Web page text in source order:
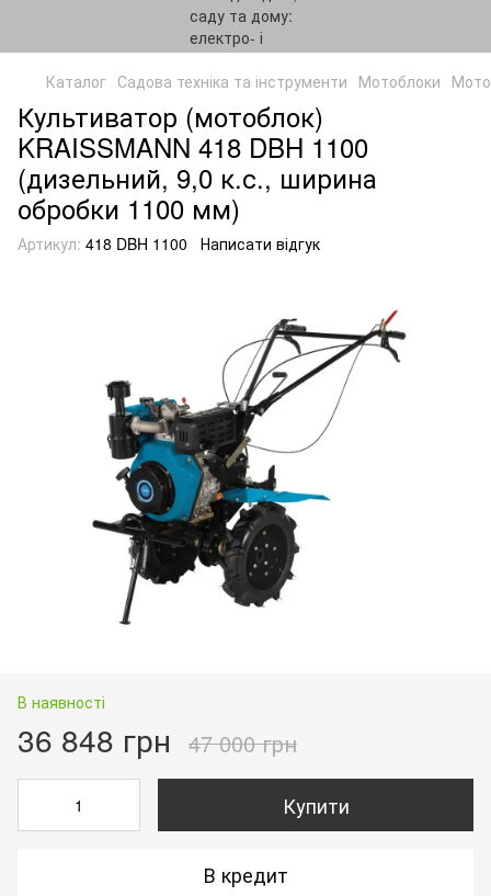
Каталог Садова техніка та інструменти Мотоблоки
Культиватор (мотоблок)
KRAISSMANN 418 DBH 1100
(дизельний, 9,0 к.с., ширина
обробки 1100 мм)
Артикул: 418 DBH 1100 Написати відгук
В наявності
36 848 грн 47 000 грн
Купити
В кредит